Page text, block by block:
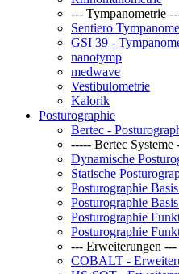
--- Tympanometrie
Sentiero
GSI 39 -
nanotymp
medwave
Vestibulometrie
Kalorik
Posturographie
Bertec -
----- Bertec Systeme
Dynamische
Statische
Posturographie
Posturographie
Posturographie
Posturographie
--- Erweiterungen ---
COBALT -